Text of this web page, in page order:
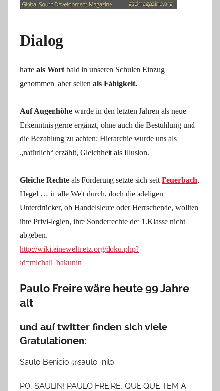
Dialog
hatte als Wort bald in unseren Schulen Einzug
genommen, aber selten als Fähigkeit.
Auf Augenhöhe wurde in den letzten Jahren als neue
Erkenntnis gerne ergänzt, ohne auch die Bestuhlung und
die Bezahlung zu achten: Hierarchie wurde uns als
„natürlich“ erzählt, Gleichheit als Illusion.
Gleiche Rechte als Forderung setzte sich seit Feuerbach,
Hegel … in alle Welt durch, doch die adeligen
Unterdrücker, ob Handelsleute oder Herrschende, wollten
ihre Privi-legien, ihre Sonderrechte der 1.Klasse nicht
abgeben.
http://wiki.eineweltnetz.org/doku.php?
id=michail_bakunin
Paulo Freire wäre heute 99 Jahre
alt
und auf twitter finden sich viele
Gratulationen:
Saulo Benicio @saulo_nilo
PO, SAULIN! PAULO FREIRE, QUE QUE TEM A